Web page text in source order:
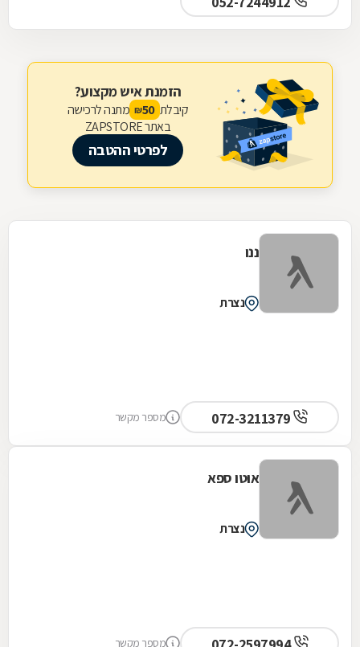
הזמנת איש מקצוע?
קיבלת 50
₪ מתנה לרכישה
באתר ZAPSTORE
לפרטי ההטבה
ננו
נצרת
מספר מקשר
אוטו ספא
נצרת
מספר מקשר